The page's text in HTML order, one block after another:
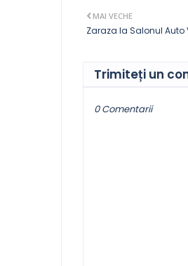
MAI VECHE
Zaraza la Salonul Auto
Trimiteți un
0 Comentarii